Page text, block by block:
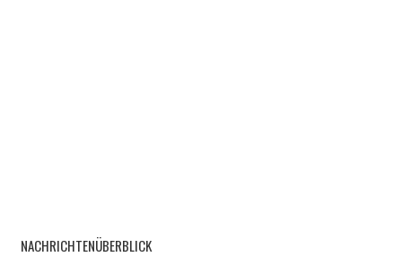
NACHRICHTENÜBERBLICK